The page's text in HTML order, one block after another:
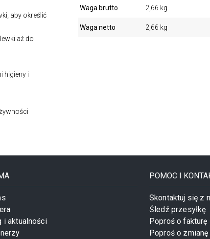
aby określić
aż do
higieny i
Waga brutto 2,66 kg
Waga netto 2,66 kg
i aktualności
POMOC I
Skontaktuj się z
Śledź przesyłkę
Poproś o fakturę
Poproś o